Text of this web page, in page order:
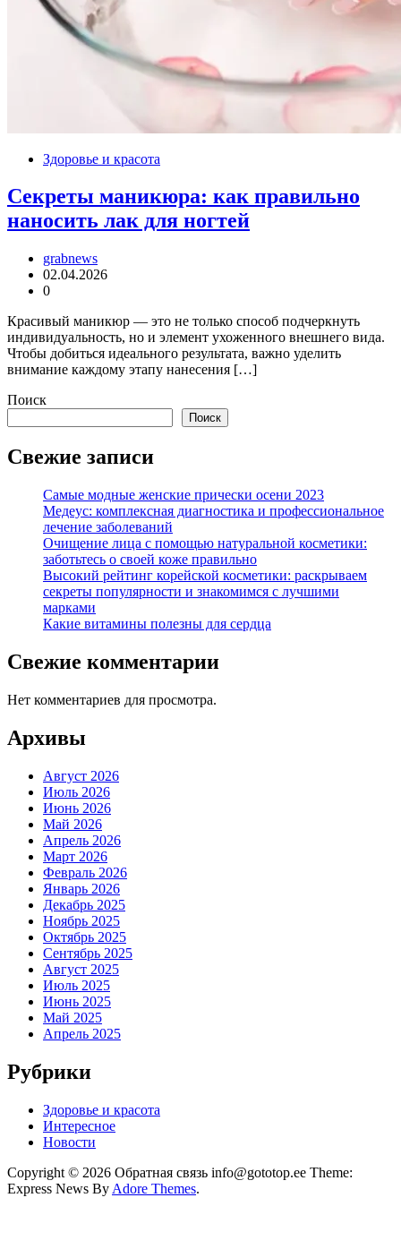
Здоровье и красота
Секреты маникюра: как правильно
наносить лак для ногтей
grabnews
02.04.2026
0
Красивый маникюр — это не только способ подчеркнуть
индивидуальность, но и элемент ухоженного внешнего вида.
Чтобы добиться идеального результата, важно уделить
внимание каждому этапу нанесения […]
Поиск
Поиск
Свежие записи
Самые модные женские прически осени 2023
Медеус: комплексная диагностика и профессиональное
лечение заболеваний
Очищение лица с помощью натуральной косметики:
заботьтесь о своей коже правильно
Высокий рейтинг корейской косметики: раскрываем
секреты популярности и знакомимся с лучшими
марками
Какие витамины полезны для сердца
Свежие комментарии
Нет комментариев для просмотра.
Архивы
Август 2026
Июль 2026
Июнь 2026
Май 2026
Апрель 2026
Март 2026
Февраль 2026
Январь 2026
Декабрь 2025
Ноябрь 2025
Октябрь 2025
Сентябрь 2025
Август 2025
Июль 2025
Июнь 2025
Май 2025
Апрель 2025
Рубрики
Здоровье и красота
Интересное
Новости
Copyright © 2026 Обратная связь info@gototop.ee Theme:
Express News By Adore Themes.